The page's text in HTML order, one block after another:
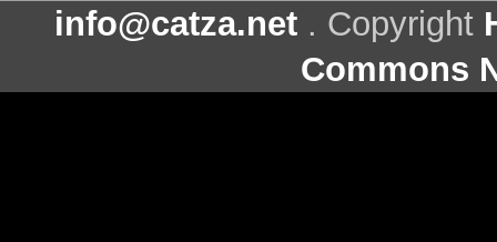
info@catza.net . Copyright
Commons